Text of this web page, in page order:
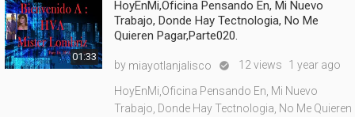
01:33
HoyEnMi,Oficina Pensando En, Mi Nuevo
Trabajo, Donde Hay Tectnologia, No Me
Quieren Pagar,Parte020.
by miayotlanjalisco  12 views 1 year ago
HoyEnMi,Oficina Pensando En, Mi Nuevo
Trabajo, Donde Hay Tectnologia, No Me Quieren